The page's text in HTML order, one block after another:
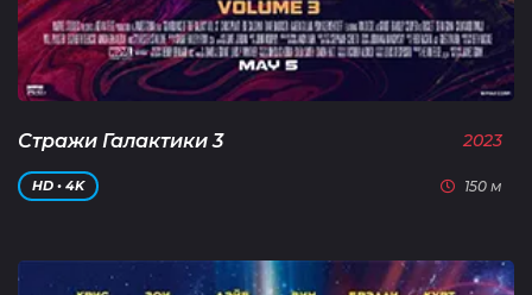
Стражи Галактики 3 2023
HD • 4K 150 м